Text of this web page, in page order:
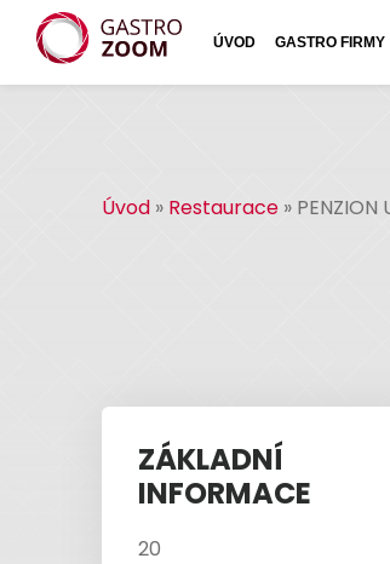
ÚVOD GASTRO FIRMY
Úvod » Restaurace » PENZION
ZÁKLADNÍ
INFORMACE
20